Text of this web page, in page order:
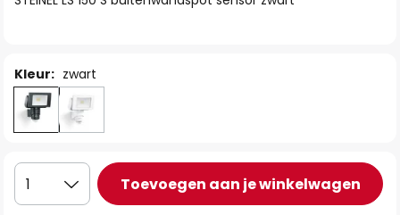
Kleur: zwart
1 Toevoegen aan je winkelwagen